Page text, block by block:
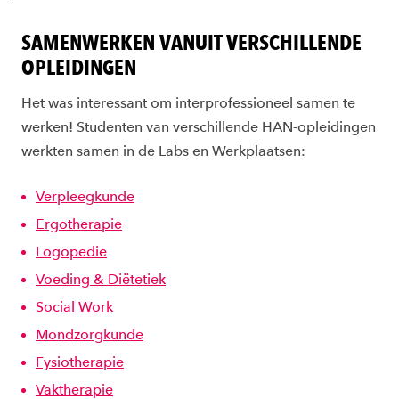
SAMENWERKEN VANUIT VERSCHILLENDE
OPLEIDINGEN
Het was interessant om interprofessioneel samen te
werken! Studenten van verschillende HAN-opleidingen
werkten samen in de Labs en Werkplaatsen:
Verpleegkunde
Ergotherapie
Logopedie
Voeding & Diëtetiek
Social Work
Mondzorgkunde
Fysiotherapie
Vaktherapie